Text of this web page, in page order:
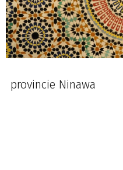
provincie Ninawa